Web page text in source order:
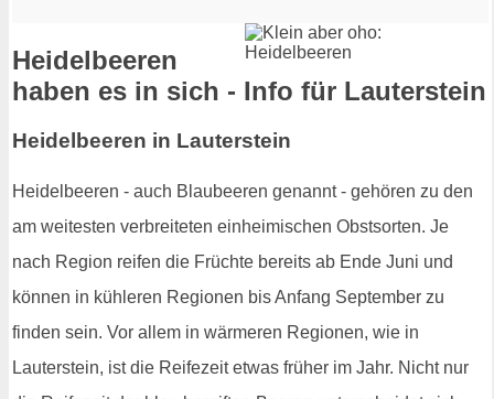
Heidelbeeren
haben es in sich - Info für Lauterstein
Heidelbeeren in Lauterstein
Heidelbeeren - auch Blaubeeren genannt - gehören zu den
am weitesten verbreiteten einheimischen Obstsorten. Je
nach Region reifen die Früchte bereits ab Ende Juni und
können in kühleren Regionen bis Anfang September zu
finden sein. Vor allem in wärmeren Regionen, wie in
Lauterstein, ist die Reifezeit etwas früher im Jahr. Nicht nur